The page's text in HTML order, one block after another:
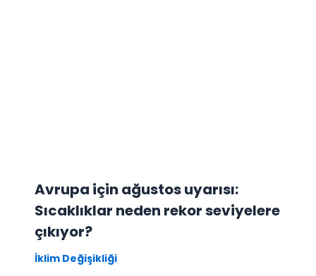
Avrupa için ağustos uyarısı:
Sıcaklıklar neden rekor seviyelere
çıkıyor?
İklim Değişikliği